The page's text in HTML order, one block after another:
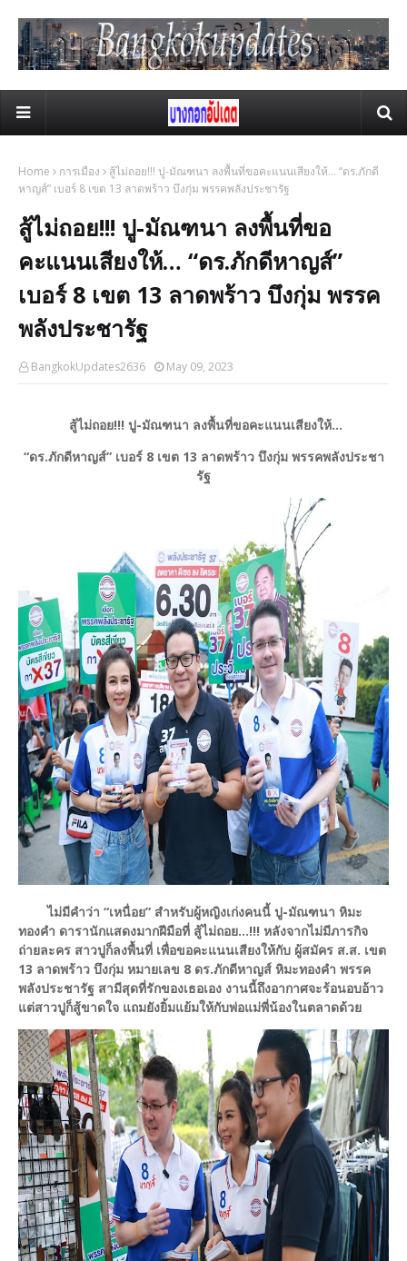
Home การเมือง
สู้ไม่ถอย!!! ปู-มัณฑนา ลงพื้นที่ขอคะแนนเสียงให้… “ดร.ภักดี
หาญส์” เบอร์ 8 เขต 13 ลาดพร้าว บึงกุ่ม พรรคพลังประชารัฐ
สู้ไม่ถอย!!! ปู-มัณฑนา ลงพื้นที่ขอ
คะแนนเสียงให้… “ดร.ภักดีหาญส์”
เบอร์ 8 เขต 13 ลาดพร้าว บึงกุ่ม พรรค
พลังประชารัฐ
BangkokUpdates2636 May 09, 2023
สู้ไม่ถอย!!! ปู-มัณฑนา ลงพื้นที่ขอคะแนนเสียงให้…
“ดร.ภักดีหาญส์” เบอร์ 8 เขต 13 ลาดพร้าว บึงกุ่ม พรรคพลังประชา
รัฐ
ไม่มีคำว่า “เหนื่อย” สำหรับผู้หญิงเก่งคนนี้ ปู-มัณฑนา หิมะ
ทองคำ ดารานักแสดงมากฝีมือที่ สู้ไม่ถอย...!!! หลังจากไม่มีภารกิจ
ถ่ายละคร สาวปูก็ลงพื้นที่ เพื่อขอคะแนนเสียงให้กับ ผู้สมัคร ส.ส. เขต
13 ลาดพร้าว บึงกุ่ม หมายเลข 8 ดร.ภักดีหาญส์ หิมะทองคำ พรรค
พลังประชารัฐ สามีสุดที่รักของเธอเอง งานนี้ถึงอากาศจะร้อนอบอ้าว
แต่สาวปูก็สู้ขาดใจ แถมยังยิ้มแย้มให้กับพ่อแม่พี่น้องในตลาดด้วย